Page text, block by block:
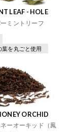
LEAF - HOLE
ミントリーフ
を丸ごと使用
ORCHID
ーオーキッド（鳳